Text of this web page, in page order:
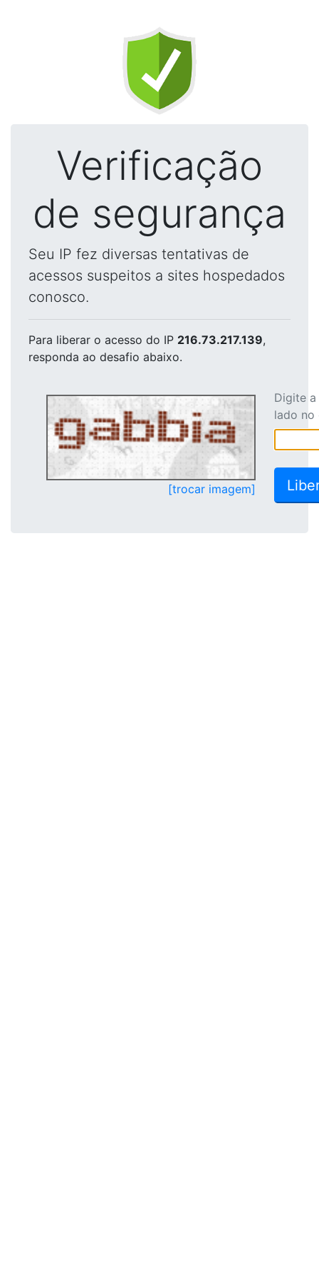
Verificação
de segurança
Seu IP fez diversas tentativas de
acessos suspeitos a sites hospedados
conosco.
Para liberar o acesso do IP 216.73.217.139,
responda ao desafio abaixo.
[trocar imagem]
Digite
lado no